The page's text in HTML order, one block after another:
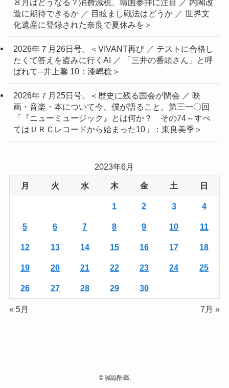
８月はどうなる？消費減税、靖国参拝に注目 ／ 内閣改
造に期待できるか ／ 目眩まし戦法はどうか ／ 世界文
化遺産に登録された奈良で夏休みを＞
2026年７月26日号。＜VIVANT再び ／ テストに合格し
たくて答えを盗みに行くAI ／ 「三井の番頭さん」と呼
ばれて─井上馨 10：漆嶋稔＞
2026年７月25日号。＜歴史に残る国会が閉会 ／ 映
画・音楽・本について今、僕が語ること。第三一〇回
「『ニューミュージック』とは何か？ その74～すべ
てはＵＲＣレコードから始まった10」：東良美季＞
2023年6月
月 火 水 木 金 土 日
1 2 3 4
5 6 7 8 9 10 11
12 13 14 15 16 17 18
19 20 21 22 23 24 25
26 27 28 29 30
« 5月 7月 »
©誠論酔藝.